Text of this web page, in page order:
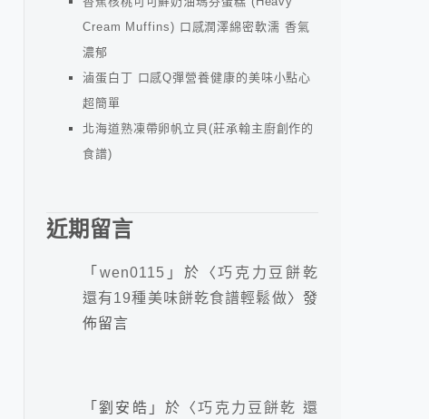
Cream Muffins) 口感潤澤綿密軟濡 香氣
濃郁
滷蛋白丁 口感Q彈營養健康的美味小點心
超簡單
北海道熟凍帶卵帆立貝(莊承翰主廚創作的
食譜)
近期留言
「 wen0115 」於〈巧克力豆餅乾
還有19種美味餅乾食譜輕鬆做〉發
佈留言
「劉安皓 」於〈巧克力豆餅乾 還